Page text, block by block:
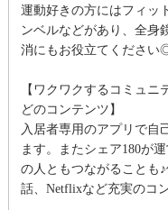
運動好きの方にはフィッ
ンベルなどがあり、全身
消にもお役立てください
【ワクワクするコミュ
どのコンテンツ】
入居者専用のアプリで自
ます。またシェア180が
の人ともつながることも
話、Netflixなど充実のコ